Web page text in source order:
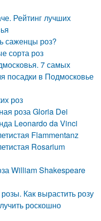
Рейтинг лучших
саженцы роз?
сорта роз
7 самых
посадки в Подмосковье
роз
роза Gloria Dei
Leonardo da Vinci
Flammentanz
Rosarium
William Shakespeare
Как вырастить розу
роскошно